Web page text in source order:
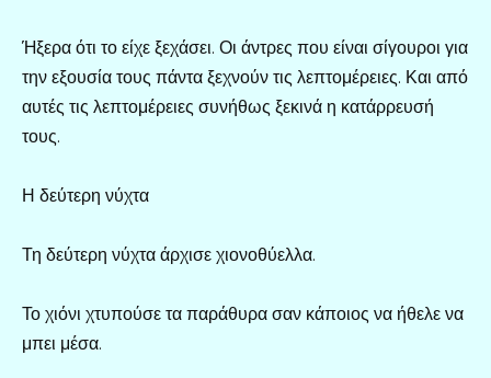
Ήξερα ότι το είχε ξεχάσει. Οι άντρες που είναι σίγουροι για
την εξουσία τους πάντα ξεχνούν τις λεπτομέρειες. Και από
αυτές τις λεπτομέρειες συνήθως ξεκινά η κατάρρευσή
τους.
Η δεύτερη νύχτα
Τη δεύτερη νύχτα άρχισε χιονοθύελλα.
Το χιόνι χτυπούσε τα παράθυρα σαν κάποιος να ήθελε να
μπει μέσα.